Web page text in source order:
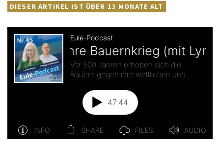
DIESER ARTIKEL IST ÜBER 13 MONATE ALT